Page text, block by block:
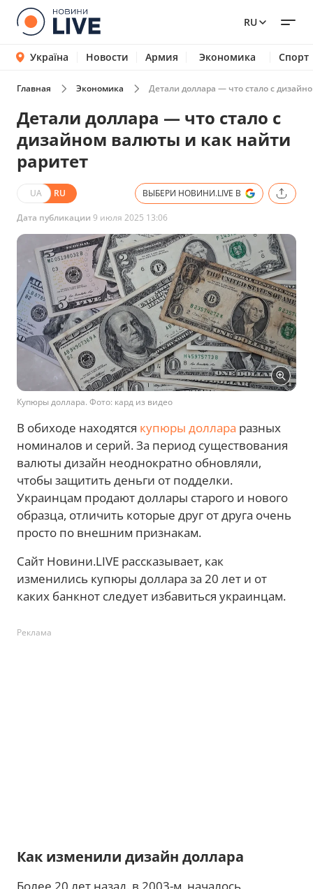
RU
Україна Новости Армия Экономика Спорт
Главная Экономика Детали доллара — что стало с
Детали доллара — что стало с
дизайном валюты и как найти
раритет
UA RU ВЫБЕРИ НОВИНИ.LIVE В
Дата публикации 9 июля 2025 13:06
Купюры доллара. Фото: кард из видео
В обиходе находятся купюры доллара разных
номиналов и серий. За период существования
валюты дизайн неоднократно обновляли,
чтобы защитить деньги от подделки.
Украинцам продают доллары старого и нового
образца, отличить которые друг от друга очень
просто по внешним признакам.
Сайт Новини.LIVE рассказывает, как
изменились купюры доллара за 20 лет и от
каких банкнот следует избавиться украинцам.
Реклама
Как изменили дизайн доллара